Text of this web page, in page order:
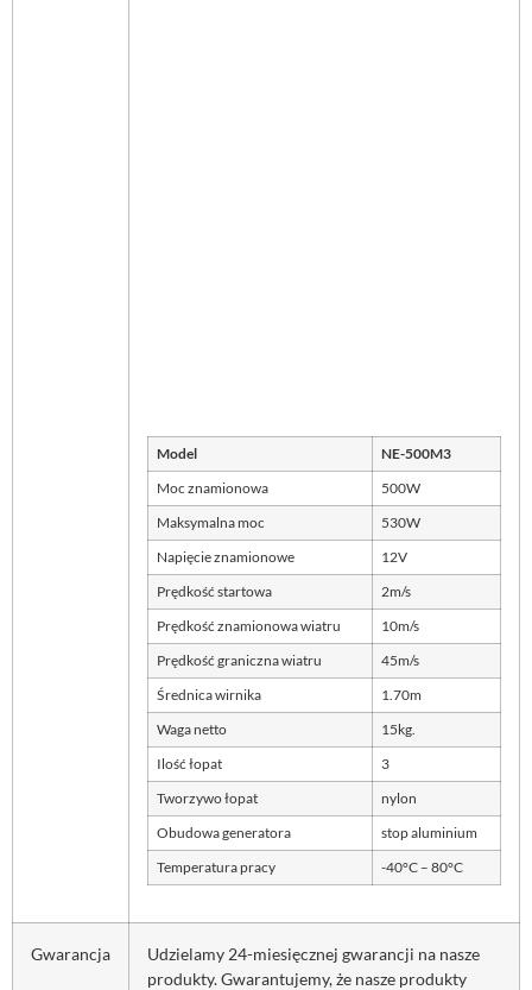
Model NE-500M3
Moc znamionowa 500W
Maksymalna moc 530W
Napięcie znamionowe 12V
Prędkość startowa 2m/s
Prędkość znamionowa wiatru 10m/s
Prędkość graniczna wiatru 45m/s
Średnica wirnika 1.70m
Waga netto 15kg.
Ilość łopat 3
Tworzywo łopat nylon
Obudowa generatora stop aluminium
Temperatura pracy -40°C – 80°C
Gwarancja
Udzielamy 24-miesięcznej gwarancji na nasze
produkty. Gwarantujemy, że nasze produkty